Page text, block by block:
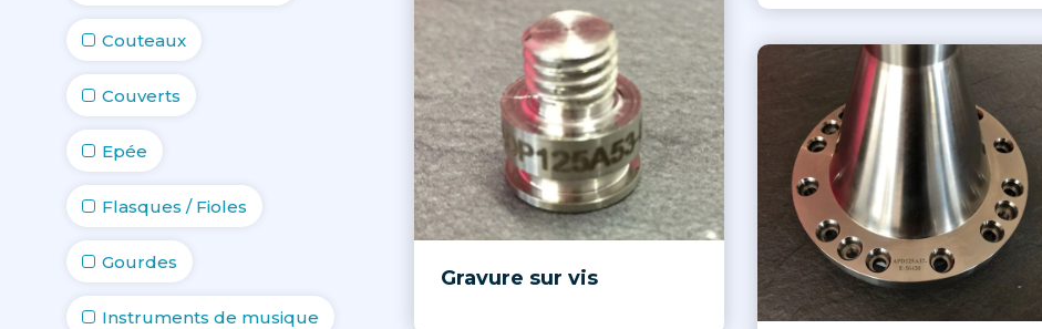
Couteaux
Couverts
Epée
Flasques / Fioles
Gourdes
Instruments de musique
Gravure sur vis